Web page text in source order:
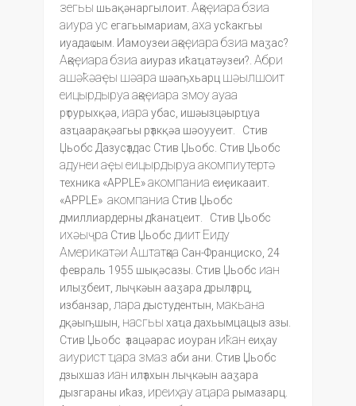
зегьы шьақәнаргылоит. Ақәҿиара бзиа
аиура ус егагьымариам, аха усҟакгьы
иуадаҩым. Иамоузеи ақәҿиара бзиа маӡас?
Ақәҿиара бзиа аиураз иҟаҵатәузеи?. Абри
ашәҟәаҿы шәара шәаҧхьарц шәылшоит
еицырдыруа ақәҿиара змоуауаа
рҭоурыхқәа, иара убас, ишәызцәырҵуа
азҵаарақәагьы рҭакқәа шәоууеит. Стив
Џьобс Дазусҭадас Стив Џьобс. Стив Џьобс
адунеи аҿы еицырдыруа акомпиутертә
техника «APPLE»акомпаниа еиҿикааит.
«APPLE» акомпаниа Стив Џьобс
дмиллиардерны дҟанаҵеит. Стив Џьобс
ихәыҷра Стив Џьобс диит Еиду
Америкатәи Аштатқәа Сан-Франциско, 24
февраль 1955 шықәсазы. Стив Џьобс иан
илыӡбеит, лыҷкәын ааӡара дрылҭарц,
избанзар, лара дыстудентын, макьана
дқәыҧшын, насгьы хаҵа дахьымцацыз азы.
Стив Џьобс ҭаацәарас иоуран иҟан еиҳау
аиуристҵара змаз аби ани. Стив Џьобс
дзыхшаз иан илҭахын лыҷкәын ааӡара
дызгараны иҟаз, иреиҳауаҵара рымазарц.